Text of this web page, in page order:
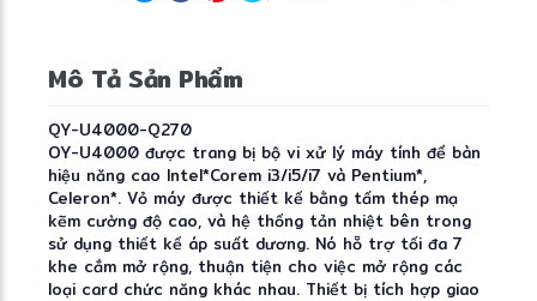
Mô Tả Sản Phẩm
QY-U4000-Q270
OY-U4000 được trang bị bộ vi xử lý máy tính để bàn
hiệu năng cao Intel*Corem i3/i5/i7 và Pentium*,
Celeron*. Vỏ máy được thiết kế bằng tấm thép mạ
kẽm cường độ cao, và hệ thống tản nhiệt bên trong
sử dụng thiết kế áp suất dương. Nó hỗ trợ tối đa 7
khe cắm mở rộng, thuận tiện cho việc mở rộng các
loại card chức năng khác nhau. Thiết bị tích hợp giao